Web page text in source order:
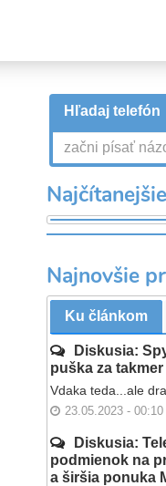
Hľadaj telefón
Najnovšie
Ku článkom
Diskusia:
puška za
Vdaka teda...ale
23.05.2023 - 00:10
Diskusia:
podmienok na
a širšia ponuka